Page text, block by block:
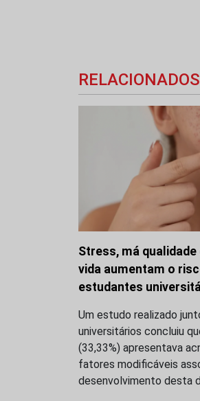
RELACIONADOS
Stress, má
vida aumentam o
estudantes
Um estudo realizado
universitários concluiu
(33,33%) apresentava
fatores modificáveis
desenvolvimento desta